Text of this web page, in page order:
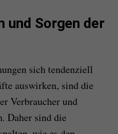
und Sorgen der
sich tendenziell
auswirken, sind die
Verbraucher und
Daher sind die